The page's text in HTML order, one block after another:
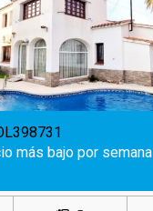
más bajo por semana